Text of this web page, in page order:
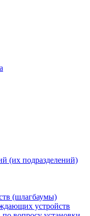
(их подразделений)
(шлагбаумы)
устройств